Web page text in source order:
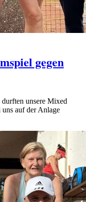
gegen
unsere Mixed
uns auf der Anlage